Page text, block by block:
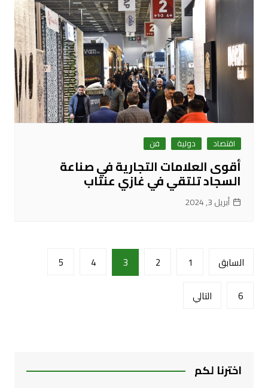
اقتصاد دولية فن
أقوى العلامات التجارية في صناعة
السجاد تلتقي في غازي عنتاب
أبريل 3, 2024
تعدد
صفحات
المقالات
السابق 1
2
3
4
5
6
التالي
اخترنا لكم